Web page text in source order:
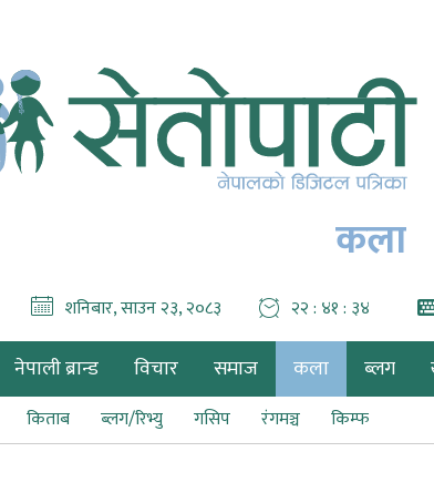
कला
शनिबार, साउन २३, २०८३ २२ : ४१ : ३५
नेपाली ब्रान्ड विचार समाज कला ब्लग
किताब ब्लग/रिभ्यु गसिप रंगमञ्च किम्फ